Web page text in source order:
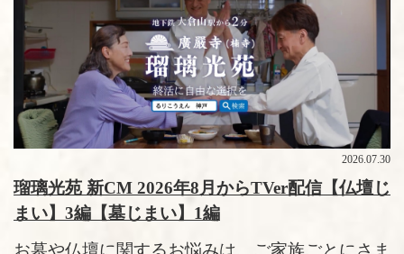
2026.07.30
瑠璃光苑 新CM 2026年8月からTVer配信【仏壇じ
まい】3編【墓じまい】1編
お墓や仏壇に関するお悩みは、ご家族ごとにさま